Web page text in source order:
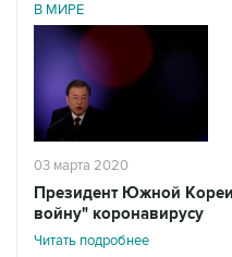
В МИРЕ
03 марта 2020
Президент Южной
войну" коронавирусу
Читать подробнее